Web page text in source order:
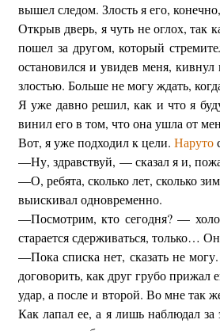
вышел следом. Злость я его,
Открыв дверь, я чуть не оглох, так
пошел за другом, который
остановился и увидев меня,
злостью. Больше не могу ждать,
Я уже давно решил, как и что я
винил его в том, что она ушла от
Вот, я уже подходил к цели. Наруто
—Ну, здравствуй, — сказал я и,
—О, ребята, сколько лет, сколько
выискивал одновременно.
—Посмотрим, кто сегодня? —
старается сдерживаться, только…
—Пока списка нет, сказать не
договорить, как друг грубо прижал
удар, а после и второй. Во мне так
Как лапал ее, а я лишь наблюдал за